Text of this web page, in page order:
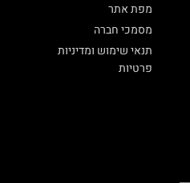
מפת אתר
מסמכי חברה
תנאי שימוש ומדיניות
פרטיות